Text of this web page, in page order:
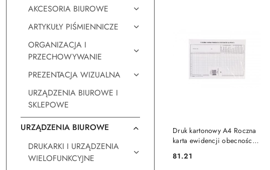
AKCESORIA BIUROWE
ARTYKUŁY PIŚMIENNICZE
ORGANIZACJA I
PRZECHOWYWANIE
PREZENTACJA WIZUALNA
URZĄDZENIA BIUROWE I
SKLEPOWE
URZĄDZENIA BIUROWE
DRUKARKI I URZĄDZENIA
WIELOFUNKCYJNE
Druk kartonowy A4 Roczna
karta ewidencji obecności
Cena:
81.21
DO KOSZYKA